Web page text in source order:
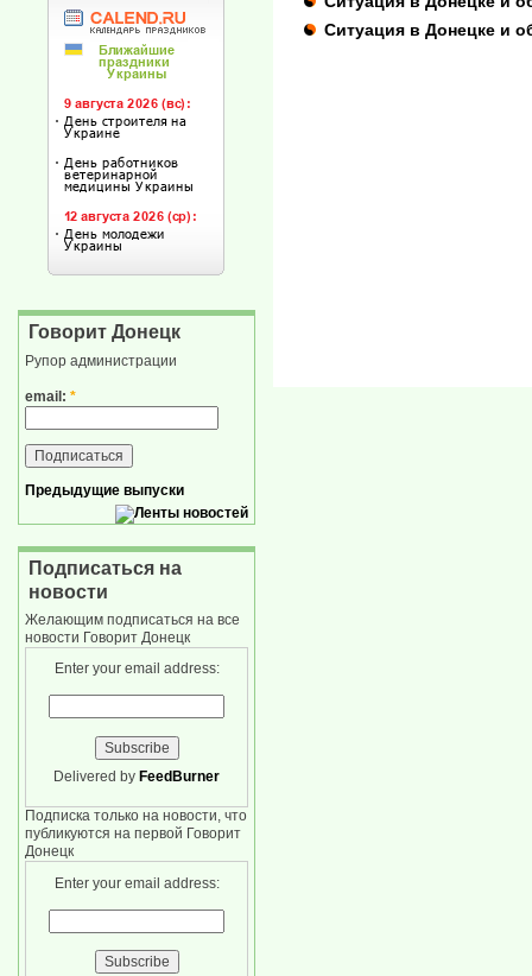
Ситуация в Донецке и
Говорит Донецк
Рупор администрации
email: *
Предыдущие выпуски
Подписаться на
новости
Желающим подписаться на все
новости Говорит Донецк
Enter your email address:
Delivered by FeedBurner
Подписка только на новости, что
публикуются на первой Говорит
Донецк
Enter your email address: